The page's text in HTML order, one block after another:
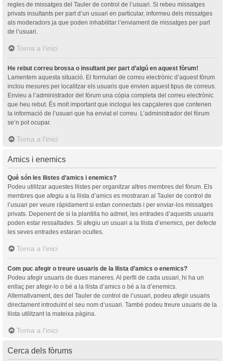
regles de missatges del Tauler de control de l’usuari. Si rebeu missatges
privats insultants per part d’un usuari en particular, informeu dels missatges
als moderadors ja que poden inhabilitar l’enviament de missatges per part
de l’usuari.
Torna a l’inici
He rebut correu brossa o insultant per part d’algú en aquest fòrum!
Lamentem aquesta situació. El formulari de correu electrònic d’aquest fòrum
inclou mesures per localitzar els usuaris que envien aquest tipus de correus.
Envieu a l’administrador del fòrum una còpia completa del correu electrònic
que heu rebut. És molt important que inclogui les capçaleres que contenen
la informació de l’usuari que ha enviat el correu. L’administrador del fòrum
se’n pot ocupar.
Torna a l’inici
Amics i enemics
Què són les llistes d’amics i enemics?
Podeu utilitzar aquestes llistes per organitzar altres membres del fòrum. Els
membres que afegiu a la llista d’amics es mostraran al Tauler de control de
l’usuari per veure ràpidament si estan connectats i per enviar-los missatges
privats. Depenent de si la plantilla ho admet, les entrades d’aquests usuaris
poden estar ressaltades. Si afegiu un usuari a la llista d’enemics, per defecte
les seves entrades estaran ocultes.
Torna a l’inici
Com puc afegir o treure usuaris de la llista d’amics o enemics?
Podeu afegir usuaris de dues maneres. Al perfil de cada usuari, hi ha un
enllaç per afegir-lo o bé a la llista d’amics o bé a la d’enemics.
Alternativament, des del Tauler de control de l’usuari, podeu afegir usuaris
directament introduïnt el seu nom d’usuari. També podeu treure usuaris de la
llista utilitzant la mateixa pàgina.
Torna a l’inici
Cerca dels fòrums